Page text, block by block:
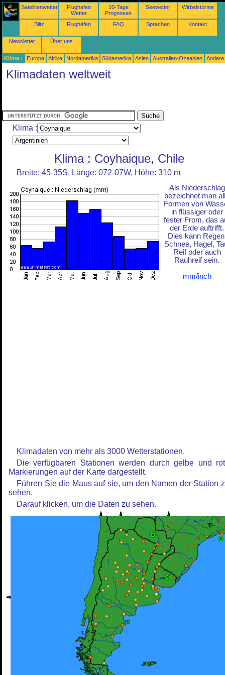
Satellitenwetter
Flughafen
Wetter
10-Tage
Prognosen
Seewetter Wirbelstürme
Blitz Flughäfen FAQ Sprachen Kontakt
Newsletter Über uns
Klima : Europa Afrika Nordamerika Südamerika Asien Australien-Ozeanien Andere
Klimadaten weltweit
Klima :
Klima : Coyhaique, Chile
Breite: 45-35S, Länge: 072-07W, Höhe: 310 m
Als Niederschlag
bezeichnet man
Formen von
in flüssiger oder
fester From, das
der Erde auftrifft.
Dies kann
Schnee, Hagel,
Reif oder auch
Rauhreif sein.
mm/inch
Klimadaten von mehr als 3000 Wetterstationen.
Die verfügbaren Stationen werden durch gelbe und
Markierungen auf der Karte dargestellt.
Führen Sie die Maus auf sie, um den Namen der Station
sehen.
Darauf klicken, um die Daten zu sehen.